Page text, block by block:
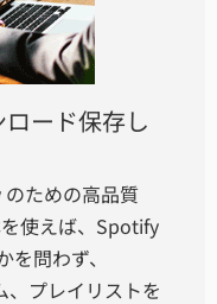
ード保存し
ための高品質
使えば、Spotify
問わず、
プレイリストを